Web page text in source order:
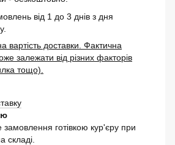
від 1 до 3 днів з дня
вартість доставки. Фактична
залежати від різних факторів
тощо).
готівкою кур'єру при
складі.